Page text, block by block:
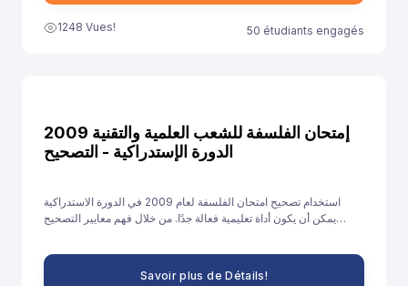
1248 Vues! 50 étudiants engagés
إمتحان الفلسفة للشعب العلمية والتقنية 2009
الدورة الإستدراكية - التصحيح
استخدام تصحيح امتحان الفلسفة لعام 2009 في الدورة الاستدراكية
يمكن أن يكون أداة تعليمية فعالة جدًا. من خلال فهم معايير التصحيح
أدائهم والاستعداد بشكل أفضل للامتحانات القادمة.
Savoir plus de Détails!